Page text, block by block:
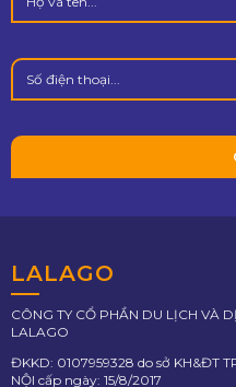
LALAGO
CÔNG TY CỔ PHẦN DU LỊCH VÀ
LALAGO
ĐKKD: 0107959328 do sở KH&ĐT
NỘI cấp ngày: 15/8/2017